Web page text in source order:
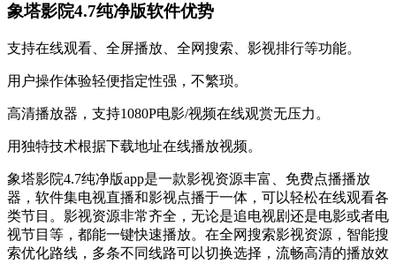
象塔影院4.7纯净版软件优势
支持在线观看、全屏播放、全网搜索、影视排行等功能。
用户操作体验轻便指定性强，不繁琐。
高清播放器，支持1080P电影/视频在线观赏无压力。
用独特技术根据下载地址在线播放视频。
象塔影院4.7纯净版app是一款影视资源丰富、免费点播播放
器，软件集电视直播和影视点播于一体，可以轻松在线观看各
类节目。影视资源非常齐全，无论是追电视剧还是电影或者电
视节目等，都能一键快速播放。在全网搜索影视资源，智能搜
索优化路线，多条不同线路可以切换选择，流畅高清的播放效